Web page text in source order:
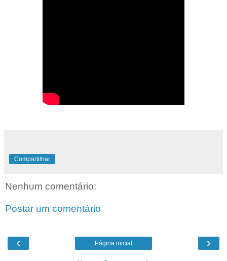
Compartilhar
Nenhum comentário:
Postar um comentário
‹ ›
Página inicial